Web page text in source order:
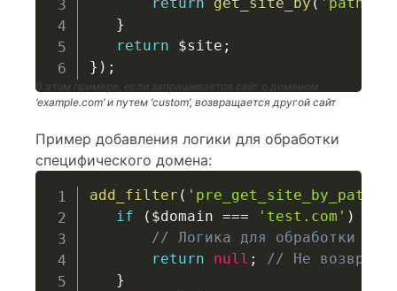
}
return
$site ;
} ) ;
В этом примере, если запрашивается сайт с доменом
‘example.com’ и путем ‘custom’, возвращается другой сайт
Пример добавления логики для обработки
специфического домена:
add_filter ( 'pre_get_site_by_path'
if
( $domain === 'test.com' )
// Логика для обработки
return
null ;
// Не
}